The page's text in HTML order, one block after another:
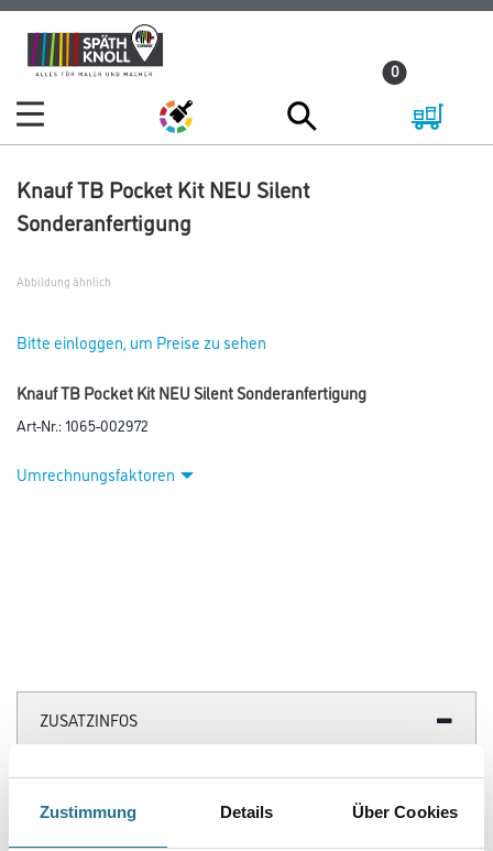
Zustimmung Details Über Cookies
Zum
Inhalt
Zum
Navigationsmenü
0
Knauf TB Pocket Kit NEU Silent
Sonderanfertigung
Abbildung ähnlich
Bitte einloggen, um Preise zu sehen
Knauf TB Pocket Kit NEU Silent Sonderanfertigung
Art-Nr.:1065-002972
Umrechnungsfaktoren
ZUSATZINFOS
EAN
4003982398574